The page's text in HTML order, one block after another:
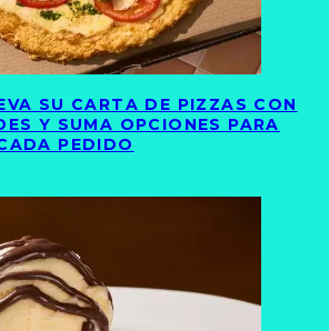
SU CARTA DE PIZZAS CON
Y SUMA OPCIONES PARA
PEDIDO